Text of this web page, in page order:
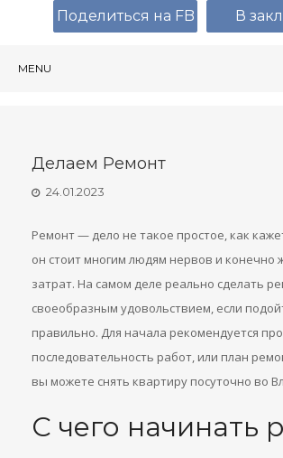
MENU
Делаем Ремонт
24.01.2023
Ремонт — дело не такое простое, как
он стоит многим людям нервов и конечно
затрат. На самом деле реально сделать
своеобразным удовольствием, если
правильно. Для начала рекомендуется
последовательность работ, или план
вы можете снять квартиру посуточно во
С чего начинать
Поделиться на FB В